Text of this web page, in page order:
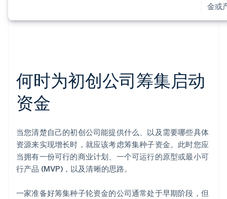
金或
何时为初创公司筹集启动
资金
当您清楚自己的初创公司能提供什么、以及需要哪些具体
资源来实现增长时，就应该考虑筹集种子资金。此时您应
当拥有一份可行的商业计划、一个可运行的原型或最小可
行产品 (MVP)，以及清晰的思路。
一家准备好筹集种子轮资金的公司通常处于早期阶段，但